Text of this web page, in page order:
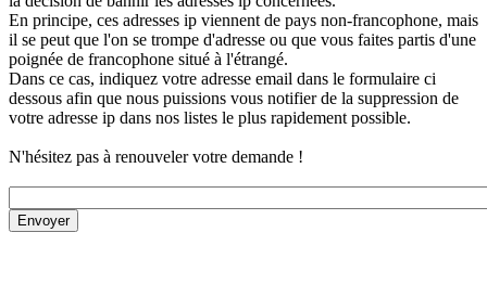
En principe, ces adresses ip viennent de pays non-francophone, mais
il se peut que l'on se trompe d'adresse ou que vous faites partis d'une
poignée de francophone situé à l'étrangé.
Dans ce cas, indiquez votre adresse email dans le formulaire ci
dessous afin que nous puissions vous notifier de la suppression de
votre adresse ip dans nos listes le plus rapidement possible.
N'hésitez pas à renouveler votre demande !